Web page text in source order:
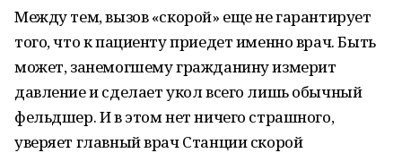
Между тем, вызов «скорой» еще не гарантирует
того, что к пациенту приедет именно врач. Быть
может, занемогшему гражданину измерит
давление и сделает укол всего лишь обычный
фельдшер. И в этом нет ничего страшного,
уверяет главный врач Станции скорой